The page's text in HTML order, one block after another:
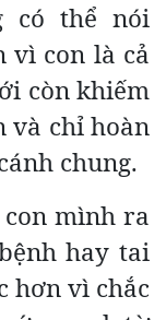
có thể nói
vì con là cả
còn khiếm
và chỉ hoàn
chung.
mình ra
hay tai
hơn vì chắc